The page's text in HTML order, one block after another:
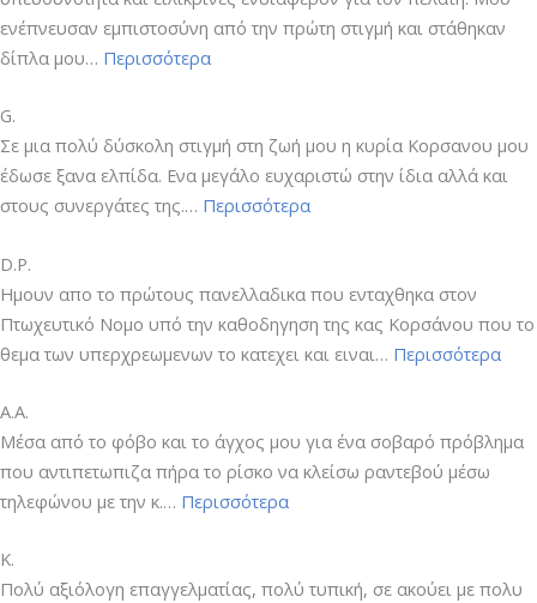
ενέπνευσαν εμπιστοσύνη από την πρώτη στιγμή και στάθηκαν
δίπλα μου… Περισσότερα“Σ.Κ.”
G.
Σε μια πολύ δύσκολη στιγμή στη ζωή μου η κυρία Κορσανου μου
έδωσε ξανα ελπίδα. Ενα μεγάλο ευχαριστώ στην ίδια αλλά και
στους συνεργάτες της.… Περισσότερα“G.”
D.P.
Hμουν απο το πρώτους πανελλαδικα που ενταχθηκα στον
Πτωχευτικό Νομο υπό την καθοδηγηση της κας Κορσάνου που το
θεμα των υπερχρεωμενων το κατεχει και ειναι… Περισσότερα
Α.Α.
Μέσα από το φόβο και το άγχος μου για ένα σοβαρό πρόβλημα
που αντιπετωπιζα πήρα το ρίσκο να κλείσω ραντεβού μέσω
τηλεφώνου με την κ.… Περισσότερα“Α.Α.”
Κ.
Πολύ αξιόλογη επαγγελματίας, πολύ τυπική, σε ακούει με πολυ